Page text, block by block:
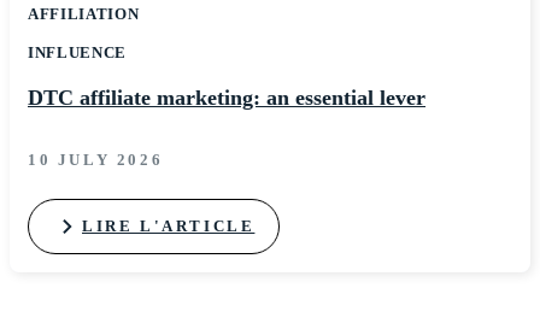
AFFILIATION
INFLUENCE
DTC affiliate marketing: an essential lever
10 JULY 2026
LIRE L'ARTICLE